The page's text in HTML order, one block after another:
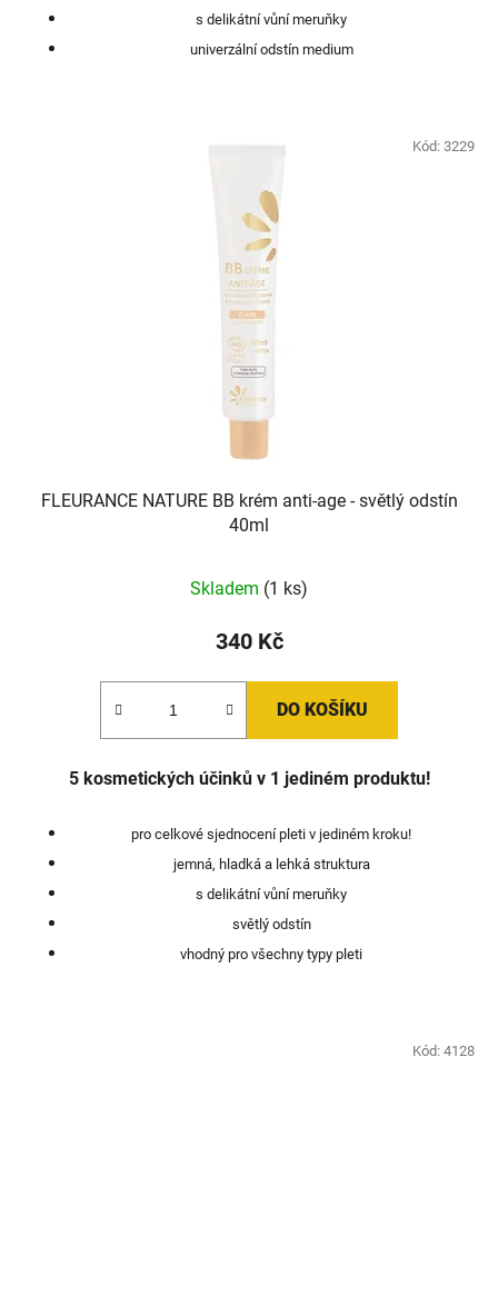
s delikátní vůní meruňky
univerzální odstín medium
FLEURANCE NATURE BB krém anti-age - světlý odstín
40ml
Skladem (1 ks)
340 Kč
DO KOŠÍKU
5 kosmetických účinků v 1 jediném produktu!
pro celkové sjednocení pleti v jediném kroku!
jemná, hladká a lehká struktura
s delikátní vůní meruňky
světlý odstín
vhodný pro všechny typy pleti
Kód: 3229
Kód: 4128